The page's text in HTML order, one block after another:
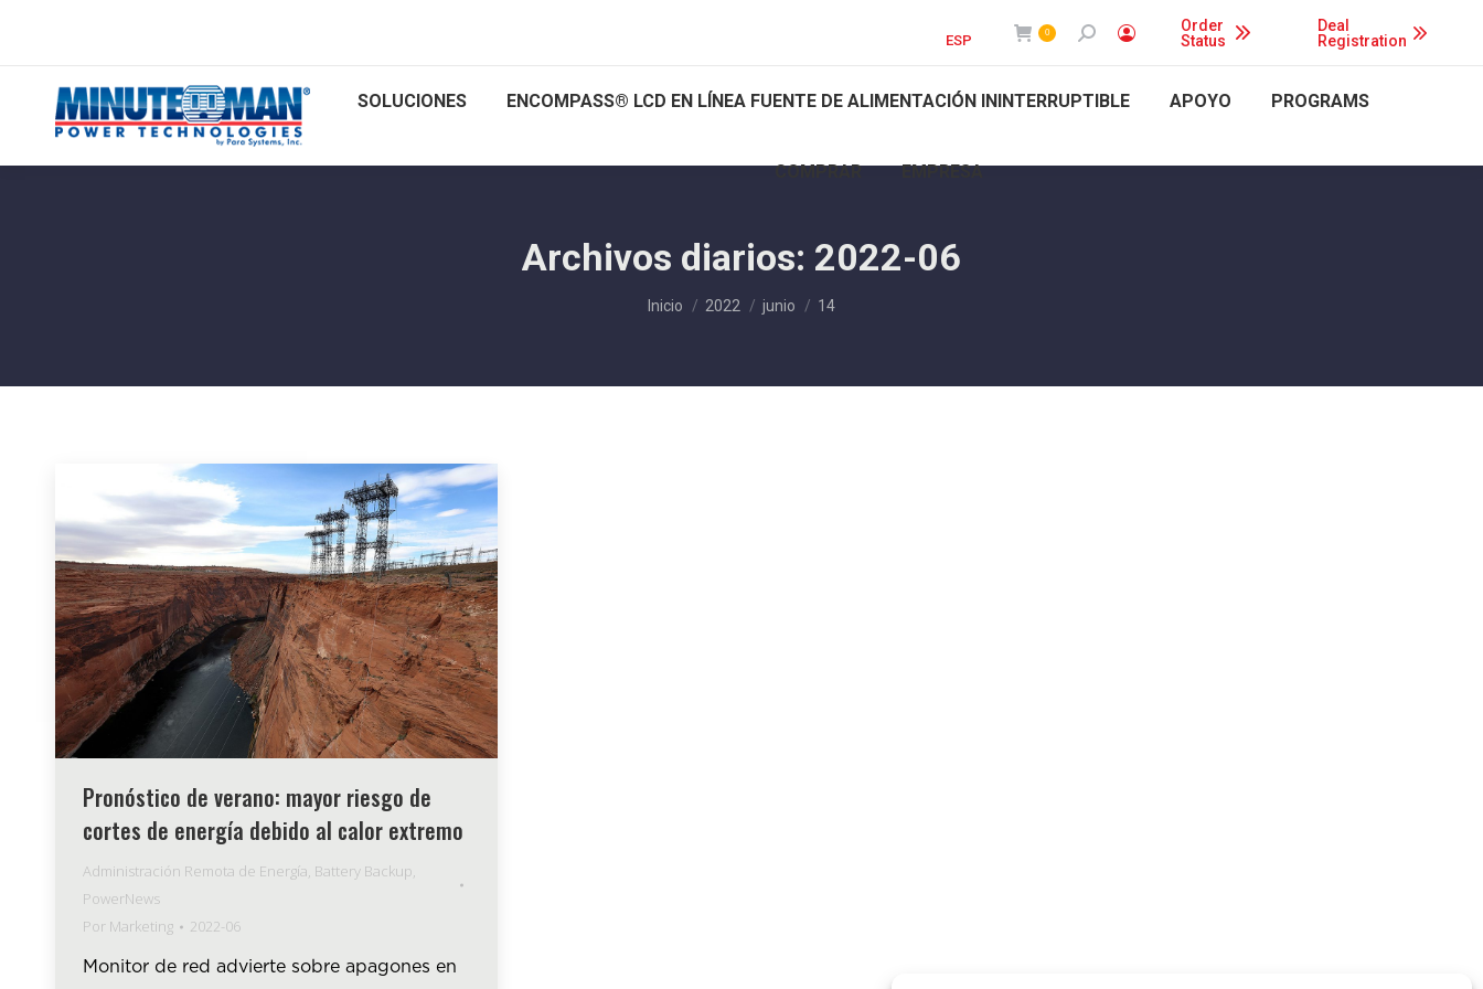
ESP 0 Buscar:
Order
Status
Deal
Registration
SOLUCIONES ENCOMPASS® LCD EN LÍNEA FUENTE DE ALIMENTACIÓN ININTERRUPTIBLE APOYO PROGRAMS
COMPRAR EMPRESA
Archivos diarios: 2022-06
Estás aquí:
Inicio 2022 junio 14
Pronóstico de verano: mayor riesgo de
cortes de energía debido al calor extremo
Administración Remota de Energía, Battery Backup,
PowerNews
Por Marketing 2022-06
Monitor de red advierte sobre apagones en